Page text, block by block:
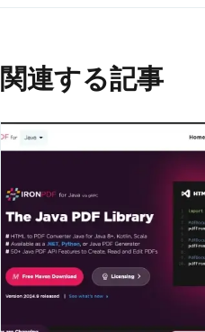
関連する記事